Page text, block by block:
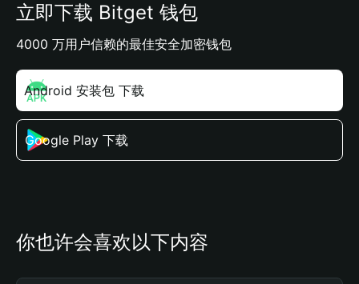
立即下载 Bitget 钱包
4000 万用户信赖的最佳安全加密钱包
Android 安装包 下载
Google Play 下载
你也许会喜欢以下内容